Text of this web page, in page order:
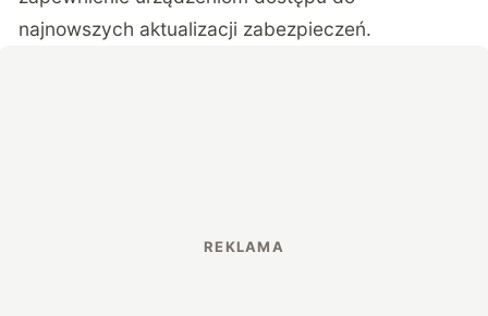
najnowszych aktualizacji zabezpieczeń.